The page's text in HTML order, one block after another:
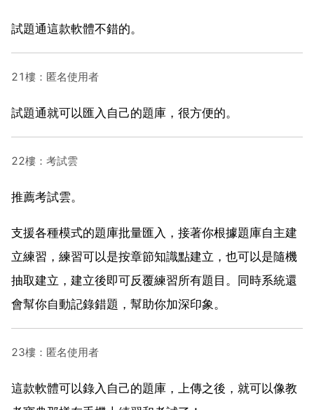
試題通這款軟體不錯的。
21樓：匿名使用者
試題通就可以匯入自己的題庫，很方便的。
22樓：考試雲
推薦考試雲。
支援各種模式的題庫批量匯入，接著你根據題庫自主建
立練習，練習可以是按章節知識點建立，也可以是隨機
抽取建立，建立後即可反覆練習所有題目。同時系統還
會幫你自動記錄錯題，幫助你加深印象。
23樓：匿名使用者
這款軟體可以錄入自己的題庫，上傳之後，就可以像教